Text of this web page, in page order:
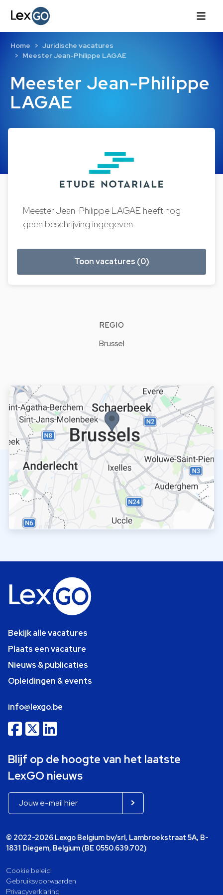
Meester Jean-Philippe
LAGAE
Home
Juridische vacatures
Meester Jean-Philippe LAGAE
Meester Jean-Philippe LAGAE heeft nog
geen beschrijving ingegeven.
Toon vacatures (0)
REGIO
Brussel
Bekijk alle vacatures
Plaats een vacature
Nieuws & publicaties
Opleidingen & events
info@lexgo.be
Blijf op de hoogte van het laatste
LexGO nieuws
© 2022-2026 Lexgo Belgium bv/srl, Lambroekstraat 5A, B-
1831 Diegem, Belgium (BE 0550.639.702)
Cookie beleid
Gebruiksvoorwaarden
Privacyverklaring